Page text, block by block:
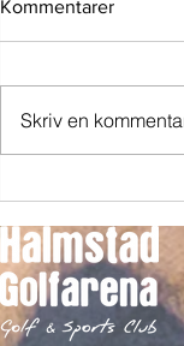
Bistro
Kommentarer
Skriv en